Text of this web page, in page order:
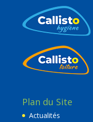
Plan du Site
Actualités